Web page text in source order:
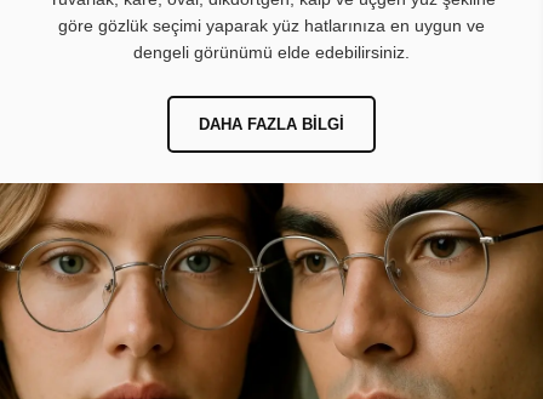
göre gözlük seçimi yaparak yüz hatlarınıza en uygun ve
dengeli görünümü elde edebilirsiniz.
DAHA FAZLA BILGI